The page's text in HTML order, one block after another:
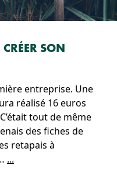
SON
entreprise. Une
réalisé 16 euros
tout de même
des fiches de
retapais à
...